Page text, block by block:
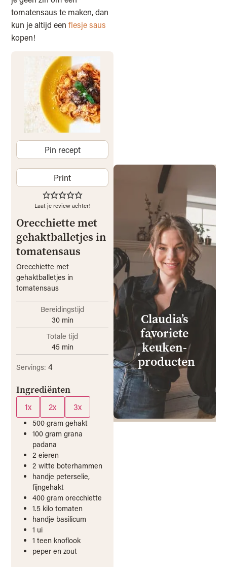
tomatensaus te maken, dan
kun je altijd eenflesje saus
kopen!
Pin recept
Print
Laat je review achter!
Orecchiette met
gehaktballetjes in
tomatensaus
Orecchiette met
gehaktballetjes in
tomatensaus
Bereidingstijd
30 min
Totale tijd
45 min
Servings:4
Ingrediënten
1x 2x 3x
500 gram gehakt
100 gram grana
padana
2 eieren
2 witte boterhammen
handje peterselie,
fijngehakt
400 gram orecchiette
1.5 kilo tomaten
handje basilicum
1 ui
1 teen knoflook
peper en zout
Claudia’s
favoriete
keuken­
producten